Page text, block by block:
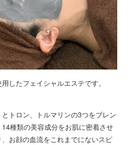
したフェイシャルエステです。
トロン、トルマリンの3つをブレン
14種類の美容成分をお肌に密着させ
お顔の血流をこれまでにないスピ